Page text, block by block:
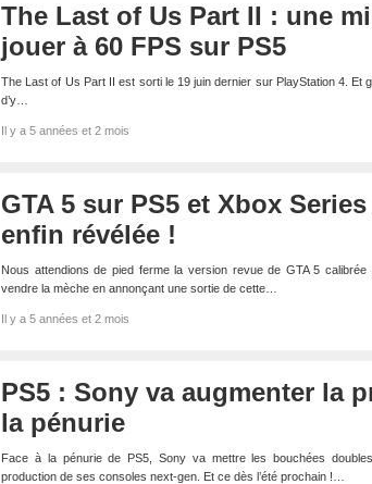
The Last of Us Part II : une
jouer à 60 FPS sur PS5
The Last of Us Part II est sorti le 19 juin dernier sur PlayStation 4. Et
d’y…
Il y a 5 années et 2 mois
GTA 5 sur PS5 et Xbox
enfin révélée !
Nous attendions de pied ferme la version revue de GTA 5
vendre la mèche en annonçant une sortie de cette…
Il y a 5 années et 2 mois
PS5 : Sony va augmenter la
la pénurie
Face à la pénurie de PS5, Sony va mettre les bouchées
production de ses consoles next-gen. Et ce dès l’été prochain !…